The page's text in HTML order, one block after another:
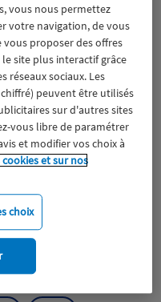
Climat
ESS
Macif Jeunesse
vous nous permettez
votre navigation, de vous
proposer des offres
site plus interactif grâce
réseaux sociaux. Les
peuvent être utilisés
sur d'autres sites
vous libre de paramétrer
et modifier vos choix à
et sur nos
choix